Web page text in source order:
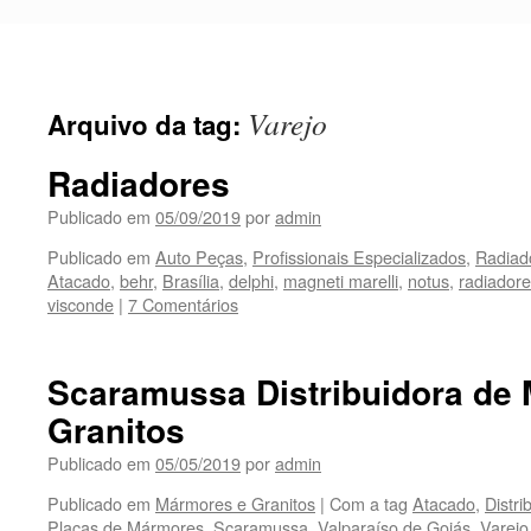
Arquivo da tag: Varejo
Radiadores
Publicado em 05/09/2019poradmin
Publicado em Auto Peças, Profissionais Especializados,
Atacado, behr, Brasília, delphi, magneti marelli, notus,
visconde | 7 Comentários
Scaramussa Distribuidora de
Granitos
Publicado em 05/05/2019poradmin
Publicado em Mármores e Granitos | Com a tag Atacado,